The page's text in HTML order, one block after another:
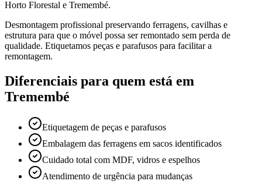
Horto Florestal e Tremembé.
Desmontagem profissional preservando ferragens, cavilhas e
estrutura para que o móvel possa ser remontado sem perda de
qualidade. Etiquetamos peças e parafusos para facilitar a
remontagem.
Diferenciais para quem está em
Tremembé
Etiquetagem de peças e parafusos
Embalagem das ferragens em sacos identificados
Cuidado total com MDF, vidros e espelhos
Atendimento de urgência para mudanças